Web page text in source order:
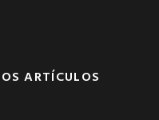
ARTÍCULOS